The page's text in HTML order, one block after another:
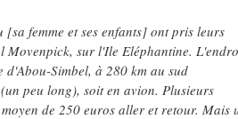
femme et ses enfants] ont pris leurs
Movenpick, sur l'Ile Eléphantine.
d'Abou-Simbel, à 280 km au sud
peu long), soit en avion. Plusieurs
de 250 euros aller et retour. Mais